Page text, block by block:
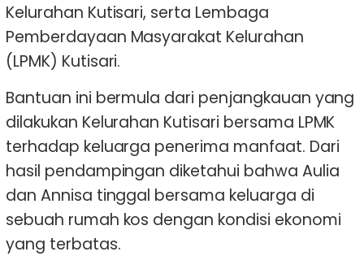
Kelurahan Kutisari, serta Lembaga
Pemberdayaan Masyarakat Kelurahan
(LPMK) Kutisari.
Bantuan ini bermula dari penjangkauan yang
dilakukan Kelurahan Kutisari bersama LPMK
terhadap keluarga penerima manfaat. Dari
hasil pendampingan diketahui bahwa Aulia
dan Annisa tinggal bersama keluarga di
sebuah rumah kos dengan kondisi ekonomi
yang terbatas.